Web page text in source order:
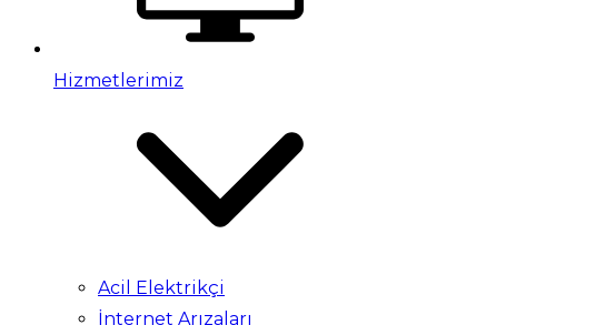
Hizmetlerimiz
Acil Elektrikçi
İnternet Arızaları